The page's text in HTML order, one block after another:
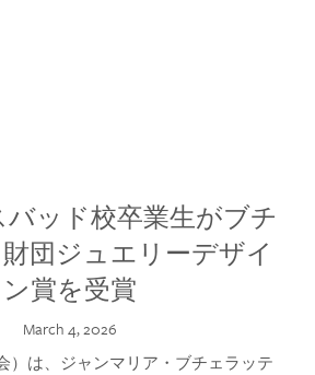
バッド校卒業生がブチ
団ジュエリーデザイ
ン賞を受賞
March 4, 2026
）は、ジャンマリア・ブチェラッテ